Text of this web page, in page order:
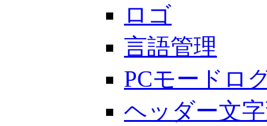
ロゴ
言語管理
PCモードロ
ヘッダー文